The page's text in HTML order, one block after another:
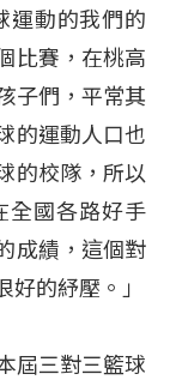
運動的我們的
比賽，在桃高
子們，平常其
的運動人口也
的校隊，所以
全國各路好手
成績，這個對
的紓壓。」
屆三對三籃球